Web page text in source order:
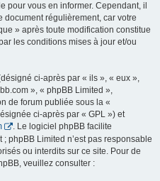
pour vous en informer. Cependant, il
document régulièrement, car votre
» après toute modification constitue
les conditions mises à jour et/ou
ci-après par « ils », « eux »,
», « phpBB Limited »,
de forum publiée sous la «
ci-après par « GPL ») et
. Le logiciel phpBB facilite
phpBB Limited n’est pas responsable
ou interdits sur ce site. Pour de
veuillez consulter :